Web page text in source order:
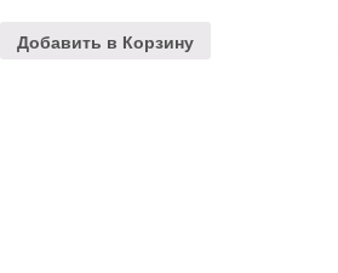
Добавить в Корзину